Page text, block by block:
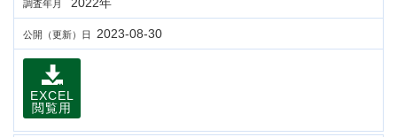
調査年月 2022年
公開（更新）日 2023-08-30
EXCEL
閲覧用